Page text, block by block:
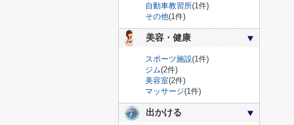
自動車教習所(1件)
その他(1件)
美容・健康
スポーツ施設(1件)
ジム(2件)
美容室(2件)
マッサージ(1件)
出かける